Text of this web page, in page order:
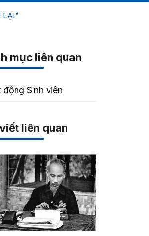
mục liên quan
động Sinh viên
liên quan